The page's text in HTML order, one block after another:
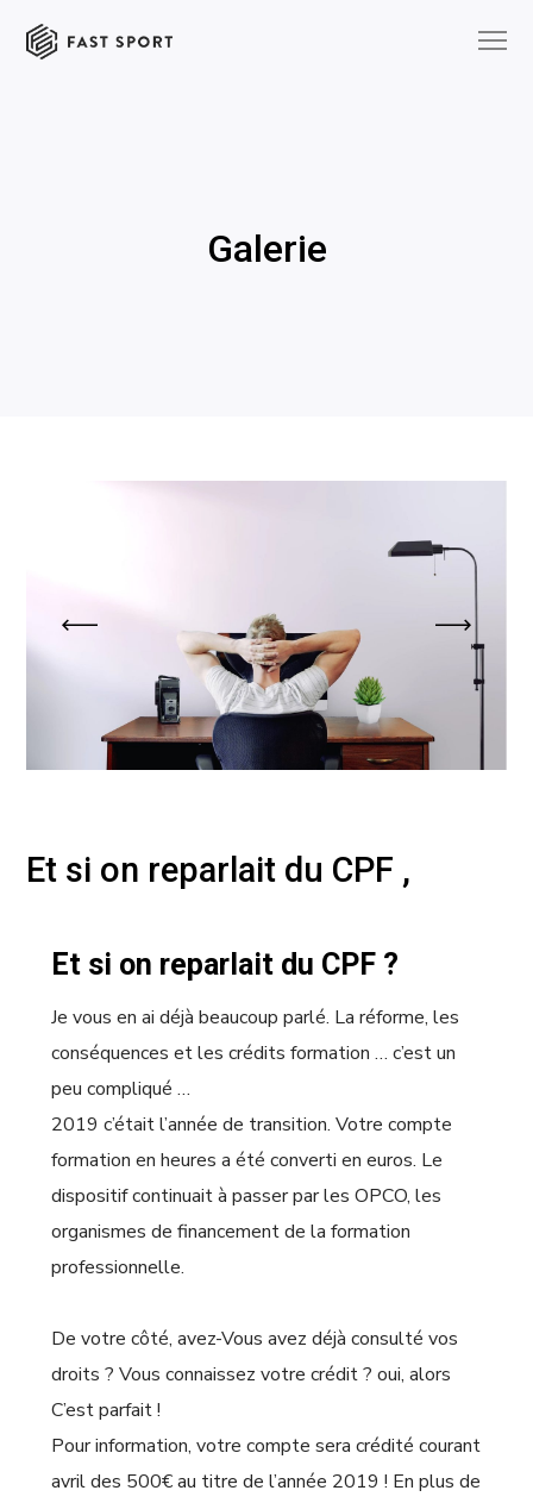
Galerie
Et si on reparlait du CPF ,
Et si on reparlait du CPF ?
Je vous en ai déjà beaucoup parlé. La réforme, les
conséquences et les crédits formation … c’est un
peu compliqué …
2019 c’était l’année de transition. Votre compte
formation en heures a été converti en euros. Le
dispositif continuait à passer par les OPCO, les
organismes de financement de la formation
professionnelle.
De votre côté, avez-Vous avez déjà consulté vos
droits ? Vous connaissez votre crédit ? oui, alors
C’est parfait !
Pour information, votre compte sera crédité courant
avril des 500€ au titre de l’année 2019 ! En plus de